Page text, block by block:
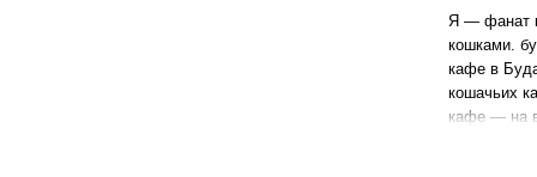
Я — фанат
кошками.
кафе в
кошачьих
кафе — на